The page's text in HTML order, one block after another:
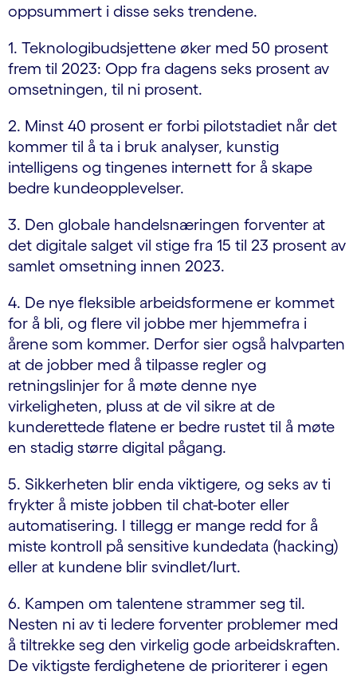
oppsummert i disse seks trendene.
1. Teknologibudsjettene øker med 50 prosent
frem til 2023: Opp fra dagens seks prosent av
omsetningen, til ni prosent.
2. Minst 40 prosent er forbi pilotstadiet når det
kommer til å ta i bruk analyser, kunstig
intelligens og tingenes internett for å skape
bedre kundeopplevelser.
3. Den globale handelsnæringen forventer at
det digitale salget vil stige fra 15 til 23 prosent av
samlet omsetning innen 2023.
4. De nye fleksible arbeidsformene er kommet
for å bli, og flere vil jobbe mer hjemmefra i
årene som kommer. Derfor sier også halvparten
at de jobber med å tilpasse regler og
retningslinjer for å møte denne nye
virkeligheten, pluss at de vil sikre at de
kunderettede flatene er bedre rustet til å møte
en stadig større digital pågang.
5. Sikkerheten blir enda viktigere, og seks av ti
frykter å miste jobben til chat-boter eller
automatisering. I tillegg er mange redd for å
miste kontroll på sensitive kundedata (hacking)
eller at kundene blir svindlet/lurt.
6. Kampen om talentene strammer seg til.
Nesten ni av ti ledere forventer problemer med
å tiltrekke seg den virkelig gode arbeidskraften.
De viktigste ferdighetene de prioriterer i egen